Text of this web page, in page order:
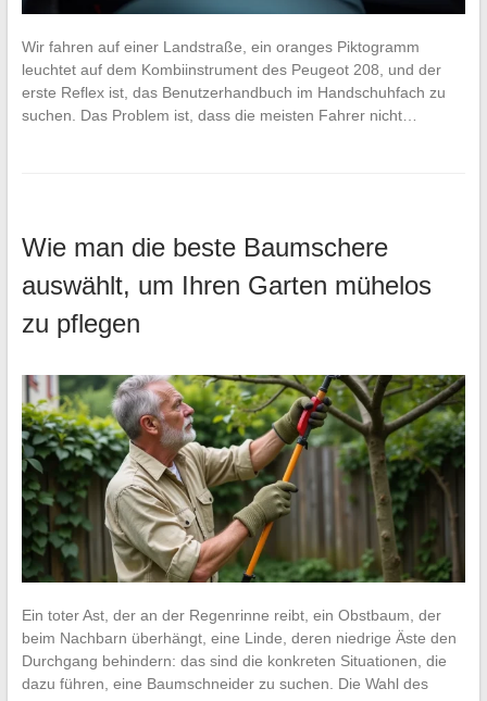
Wir fahren auf einer Landstraße, ein oranges Piktogramm
leuchtet auf dem Kombiinstrument des Peugeot 208, und der
erste Reflex ist, das Benutzerhandbuch im Handschuhfach zu
suchen. Das Problem ist, dass die meisten Fahrer nicht…
Wie man die beste Baumschere
auswählt, um Ihren Garten mühelos
zu pflegen
Ein toter Ast, der an der Regenrinne reibt, ein Obstbaum, der
beim Nachbarn überhängt, eine Linde, deren niedrige Äste den
Durchgang behindern: das sind die konkreten Situationen, die
dazu führen, eine Baumschneider zu suchen. Die Wahl des